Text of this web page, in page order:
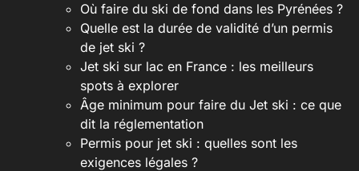
Où faire du ski de fond dans les Pyrénées ?
Quelle est la durée de validité d’un permis
de jet ski ?
Jet ski sur lac en France : les meilleurs
spots à explorer
Âge minimum pour faire du Jet ski : ce que
dit la réglementation
Permis pour jet ski : quelles sont les
exigences légales ?